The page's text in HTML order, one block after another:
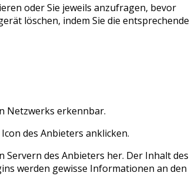
oder Sie jeweils anzufragen, bevor
löschen, indem Sie die entsprechende
Netzwerks erkennbar.
des Anbieters anklicken.
des Anbieters her. Der Inhalt des
werden gewisse Informationen an den